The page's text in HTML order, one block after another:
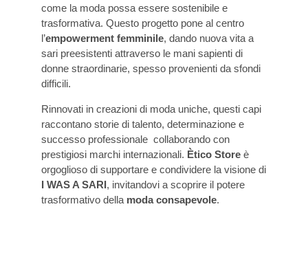
come la moda possa essere sostenibile e
trasformativa. Questo progetto pone al centro
l’empowerment femminile, dando nuova vita a
sari preesistenti attraverso le mani sapienti di
donne straordinarie, spesso provenienti da sfondi
difficili.
Rinnovati in creazioni di moda uniche, questi capi
raccontano storie di talento, determinazione e
successo professionale collaborando con
prestigiosi marchi internazionali. Ètico Store è
orgoglioso di supportare e condividere la visione di
I WAS A SARI, invitandovi a scoprire il potere
trasformativo della moda consapevole.